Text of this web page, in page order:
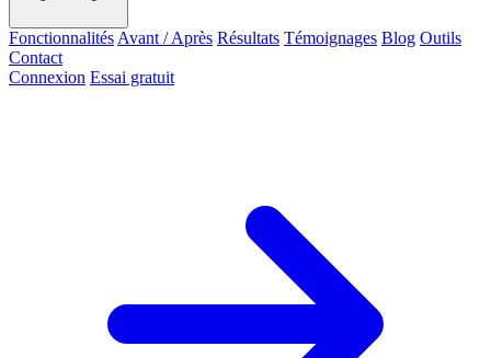
Fonctionnalités Avant / Après Résultats Témoignages Blog Outils
Contact
Connexion Essai gratuit